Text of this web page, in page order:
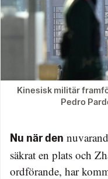
Kinesisk militär
Pedro
Nu när den
säkrat en plats och
ordförande, har